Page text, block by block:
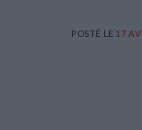
POSTÉ LE 17